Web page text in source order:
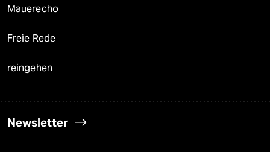
Mauerecho
Freie Rede
reingehen
Newsletter